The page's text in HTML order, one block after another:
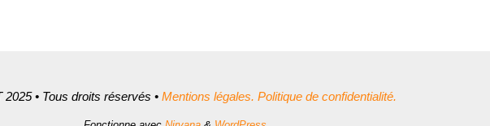
2025 • Tous droits réservés • Mentions légales. Politique de confidentialité.